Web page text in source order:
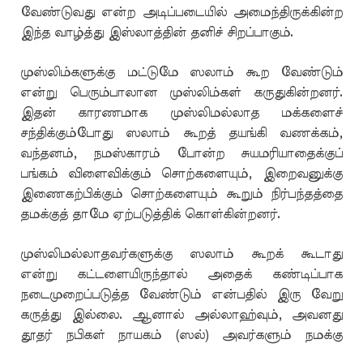
வேண்டுவது என்ற அடிப்படையில் அமைந்திருக்கின்ற
இந்த வாழ்த்து இஸ்லாத்தின் தனிச் சிறப்பாகும்.
முஸ்லிம்களுக்கு மட்டுமே ஸலாம் கூற வேண்டும்
என்று பெரும்பாலான முஸ்லிம்கள் கருதுகின்றனர்.
இதன் காரணமாக முஸ்லிமல்லாத மக்களைச்
சந்திக்கும்போது ஸலாம் கூறத் தயங்கி வணக்கம்,
வந்தனம், நமஸ்காரம் போன்ற சுயமரியாதைக்குப்
பங்கம் விளைவிக்கும் சொற்களையும், இறைவனுக்கு
இணைகற்பிக்கும் சொற்களையும் கூறும் நிர்பந்தத்தை
தமக்குத் தாமே ஏற்படுத்திக் கொள்கின்றனர்.
முஸ்லிமல்லாதவர்களுக்கு ஸலாம் கூறக் கூடாது
என்று கட்டளையிருந்தால் அதைக் கண்டிப்பாக
நடைமுறைப்படுத்த வேண்டும் என்பதில் இரு வேறு
கருத்து இல்லை. ஆனால் அல்லாஹ்வும், அவனது
தூதர் நபிகள் நாயகம் (ஸல்) அவர்களும் நமக்கு